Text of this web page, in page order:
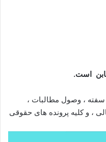
است.
، وصول مطالبات ،
، و کلیه پرونده های حقوقی